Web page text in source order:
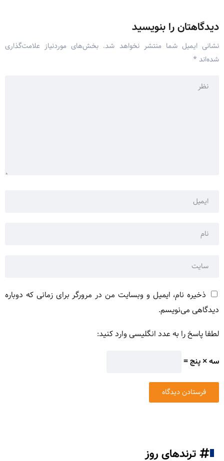
دیدگاهتان را بنویسید
نشانی ایمیل شما منتشر نخواهد شد. بخش‌های موردنیاز علامت‌گذاری
شده‌اند *
ذخیره نام، ایمیل و وبسایت من در مرورگر برای زمانی که دوباره
دیدگاهی می‌نویسم.
لطفا پاسخ را به عدد انگلیسی وارد کنید:
سه × پنج =
ترندهای روز